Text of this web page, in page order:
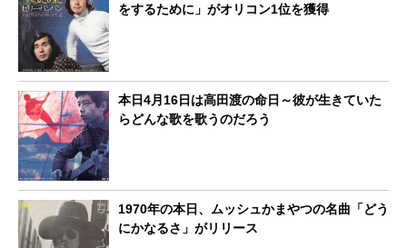
をするために」がオリコン1位を獲得
本日4月16日は高田渡の命日～彼が生きていた
らどんな歌を歌うのだろう
1970年の本日、ムッシュかまやつの名曲「どう
にかなるさ」がリリース